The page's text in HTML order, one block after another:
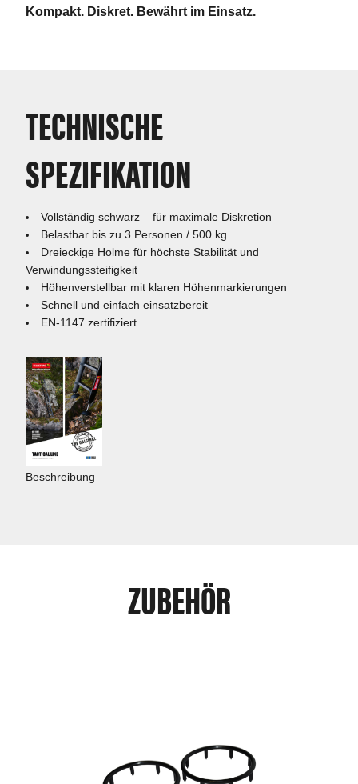
Kompakt. Diskret. Bewährt im Einsatz.
TECHNISCHE
SPEZIFIKATION
Vollständig schwarz – für maximale Diskretion
Belastbar bis zu 3 Personen / 500 kg
Dreieckige Holme für höchste Stabilität und
Verwindungssteifigkeit
Höhenverstellbar mit klaren Höhenmarkierungen
Schnell und einfach einsatzbereit
EN-1147 zertifiziert
Beschreibung
ZUBEHÖR